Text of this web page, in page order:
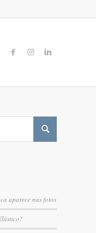
aparece nas fotos